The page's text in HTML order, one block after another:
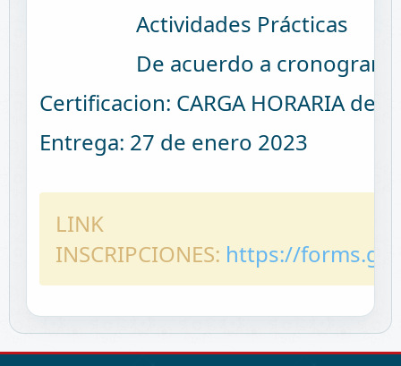
Actividades Prácticas
De acuerdo a cronograma
Certificacion: CARGA HORARIA de
Entrega: 27 de enero 2023
LINK
INSCRIPCIONES: https://